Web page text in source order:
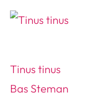
Tinus tinus
Bas Steman